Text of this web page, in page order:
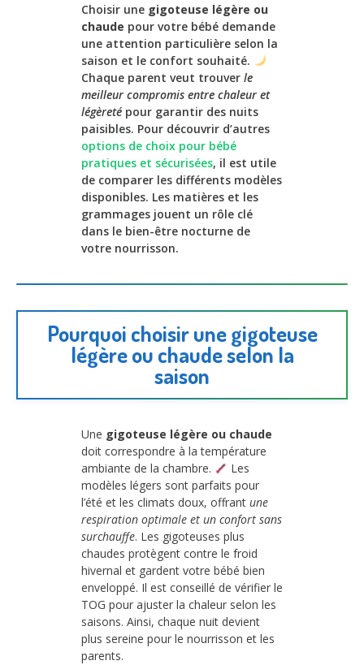
Choisir une gigoteuse légère ou
chaude pour votre bébé demande
une attention particulière selon la
saison et le confort souhaité.
Chaque parent veut trouver le
meilleur compromis entre chaleur et
légèreté pour garantir des nuits
paisibles. Pour découvrir d’autres
options de choix pour bébé
pratiques et sécurisées, il est utile
de comparer les différents modèles
disponibles. Les matières et les
grammages jouent un rôle clé
dans le bien-être nocturne de
votre nourrisson.
Pourquoi choisir une gigoteuse
légère ou chaude selon la
saison
Une gigoteuse légère ou chaude
doit correspondre à la température
ambiante de la chambre.
Les
modèles légers sont parfaits pour
l’été et les climats doux, offrant une
respiration optimale et un confort sans
surchauffe. Les gigoteuses plus
chaudes protègent contre le froid
hivernal et gardent votre bébé bien
enveloppé. Il est conseillé de vérifier le
TOG pour ajuster la chaleur selon les
saisons. Ainsi, chaque nuit devient
plus sereine pour le nourrisson et les
parents.